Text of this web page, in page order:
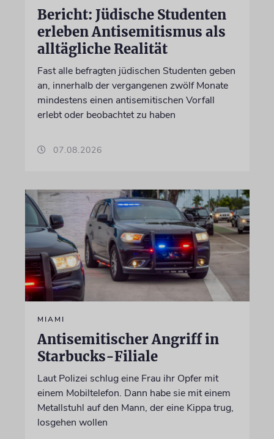
Bericht: Jüdische Studenten
erleben Antisemitismus als
alltägliche Realität
Fast alle befragten jüdischen Studenten geben
an, innerhalb der vergangenen zwölf Monate
mindestens einen antisemitischen Vorfall
erlebt oder beobachtet zu haben
07.08.2026
MIAMI
Antisemitischer Angriff in
Starbucks-Filiale
Laut Polizei schlug eine Frau ihr Opfer mit
einem Mobiltelefon. Dann habe sie mit einem
Metallstuhl auf den Mann, der eine Kippa trug,
losgehen wollen